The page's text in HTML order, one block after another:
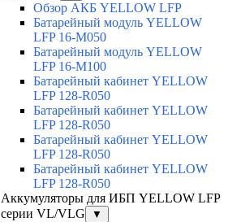
Обзор АКБ YELLOW LFP
Батарейный модуль YELLOW
LFP 16-M050
Батарейный модуль YELLOW
LFP 16-M100
Батарейный кабинет YELLOW
LFP 128-R050
Батарейный кабинет YELLOW
LFP 128-R050
Батарейный кабинет YELLOW
LFP 128-R050
Батарейный кабинет YELLOW
LFP 128-R050
Аккумуляторы для ИБП YELLOW LFP
серии VL/VLG
▼